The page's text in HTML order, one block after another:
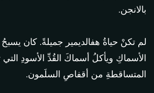
بالانجن.
لم تكنْ حياةُ هفالديمير جميلةً. كان
الأسماكِ ويأكلُ أسماكَ القُدِّ الأسودِ التي
المتساقطةِ من أقفاصِ السلَمون.